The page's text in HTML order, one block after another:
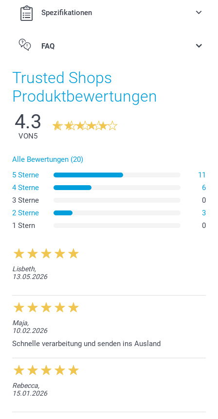
Spezifikationen
Mattiertes, durchscheinendes Glas (Klein & Gross)
FAQ
Trusted Shops
Produktbewertungen
4.3
VON5
Alle Bewertungen (20)
5 Sterne
11
4 Sterne
6
3 Sterne
0
2 Sterne
3
1 Stern
0
Lisbeth,
13.05.2026
Maja,
10.02.2026
Schnelle verarbeitung und senden ins Ausland
Rebecca,
15.01.2026